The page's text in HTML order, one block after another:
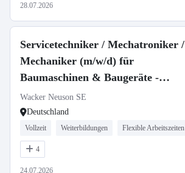
28.07.2026
Servicetechniker / Mechatroniker /
Mechaniker (m/w/d) für
Baumaschinen & Baugeräte -
stationär oder mobil
Wacker Neuson SE
Deutschland
Vollzeit Weiterbildungen Flexible Arbeitszeiten
4
24.07.2026